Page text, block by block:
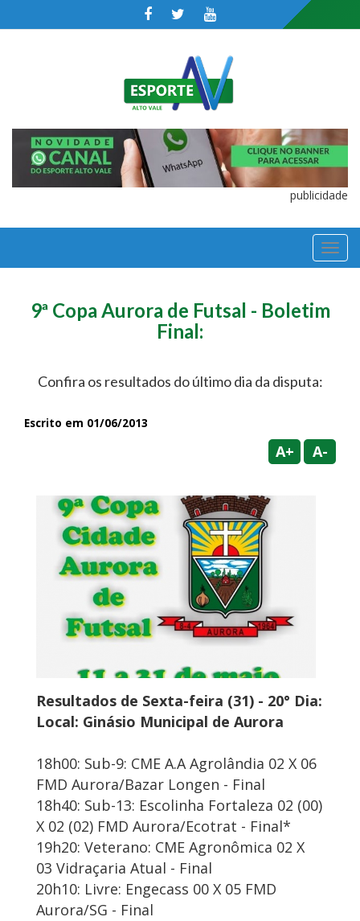
publicidade
9ª Copa Aurora de Futsal - Boletim
Final:
Confira os resultados do último dia da disputa:
Escrito em 01/06/2013
A+ A-
Resultados de Sexta-feira (31) - 20° Dia:
Local: Ginásio Municipal de Aurora
18h00: Sub-9: CME A.A Agrolândia 02 X 06
FMD Aurora/Bazar Longen - Final
18h40: Sub-13: Escolinha Fortaleza 02 (00)
X 02 (02) FMD Aurora/Ecotrat - Final*
19h20: Veterano: CME Agronômica 02 X
03 Vidraçaria Atual - Final
20h10: Livre: Engecass 00 X 05 FMD
Aurora/SG - Final